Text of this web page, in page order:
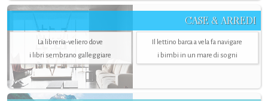
CASE & ARREDI
La libreria-veliero dove
i libri sembrano galleggiare
Il lettino barca a vela fa navigare
i bimbi in un mare di sogni